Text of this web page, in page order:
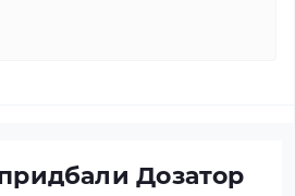
Дозатор